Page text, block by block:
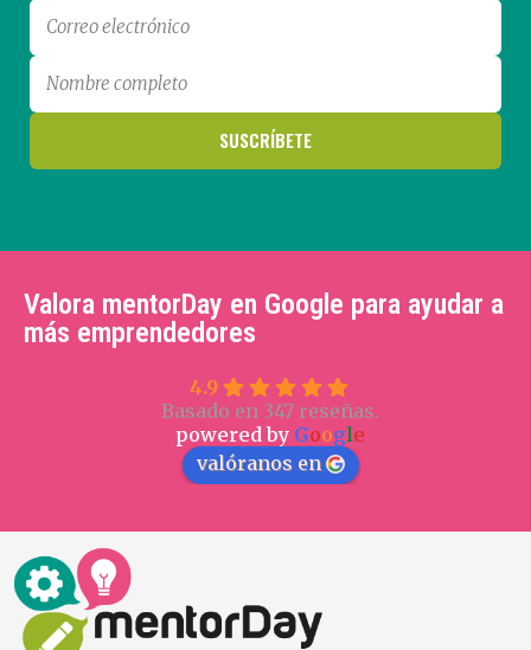
Valora mentorDay en Google para ayudar a
más emprendedores
4.9
Basado en 347 reseñas.
powered by Google
valóranos en